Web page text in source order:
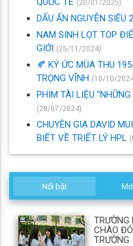
(20/01/2025)
DẤU ẤN NGUYỄN SIÊU
NAM SINH LỌT TOP
GIỚI (25/11/2024)
🍂 KÝ ỨC MÙA THU
TRỌNG VĨNH (10/10/
PHIM TÀI LIỆU
(28/07/2024)
CHUYÊN GIA DAVID
BIẾT VỀ TRIẾT LÝ HPL
Nổi bật
TRƯỜNG
CHÀO
TRƯỜNG